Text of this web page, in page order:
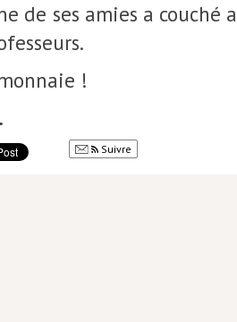
de ses amies a couché
!
Suivre